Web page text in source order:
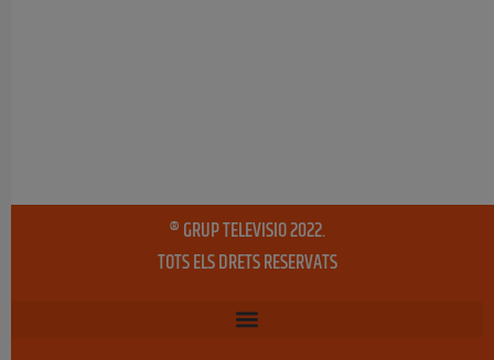
® GRUP TELEVISIO 2022.
TOTS ELS DRETS RESERVATS